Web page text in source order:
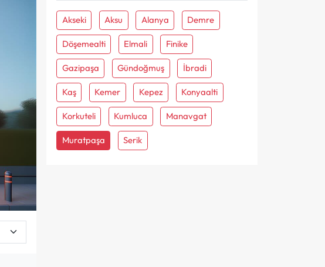
Akseki Aksu Alanya Demre
Döşemealti Elmali Finike
Gazipaşa Gündoğmuş İbradi
Kaş Kemer Kepez Konyaalti
Korkuteli Kumluca Manavgat
Muratpaşa Serik